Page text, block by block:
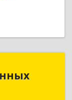
данных
Таратынова